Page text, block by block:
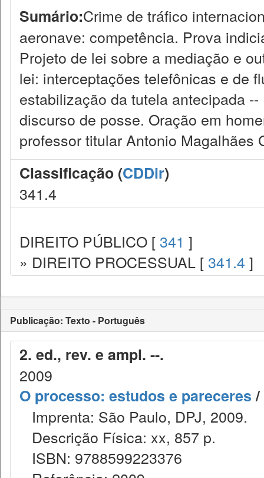
Sumário:Crime de tráfico
aeronave: competência. Prova
Projeto de lei sobre a mediação e
lei: interceptações telefônicas e de
estabilização da tutela antecipada
discurso de posse. Oração em
professor titular Antonio Magalhães
Classificação (CDDir)
341.4
DIREITO PÚBLICO [ 341 ]
» DIREITO PROCESSUAL [ 341.4 ]
Publicação: Texto - Português
2. ed., rev. e ampl. --.
2009
O processo: estudos e pareceres/
Imprenta: São Paulo, DPJ, 2009.
Descrição Física: xx, 857 p.
ISBN: 9788599223376